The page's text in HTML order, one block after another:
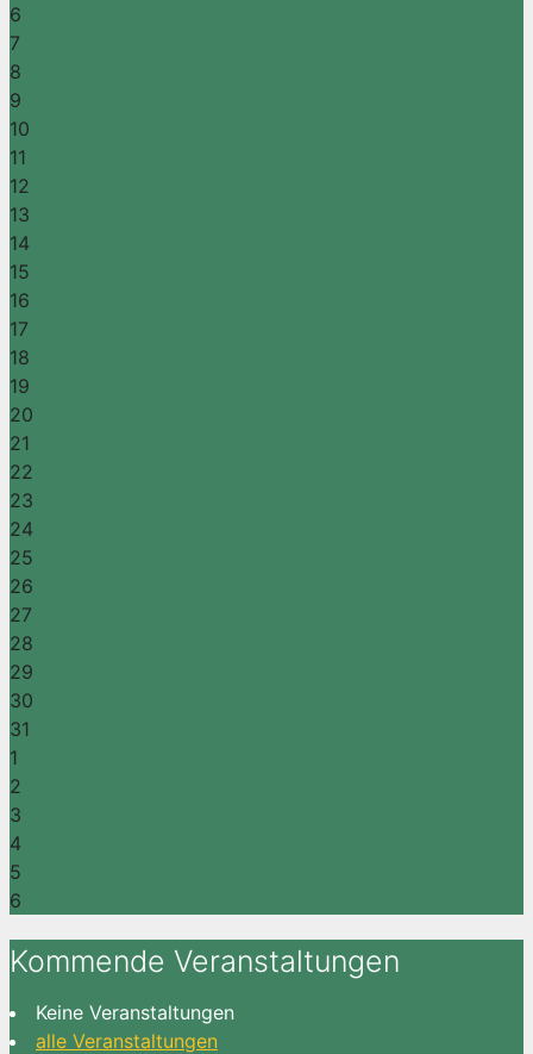
6
7
8
9
10
11
12
13
14
15
16
17
18
19
20
21
22
23
24
25
26
27
28
29
30
31
1
2
3
4
5
6
Kommende Veranstaltungen
Keine Veranstaltungen
alle Veranstaltungen